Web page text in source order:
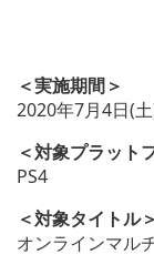
＜実施期間＞
2020年7月4日(
＜対象プラット
PS4
＜対象タイトル＞
オンラインマル